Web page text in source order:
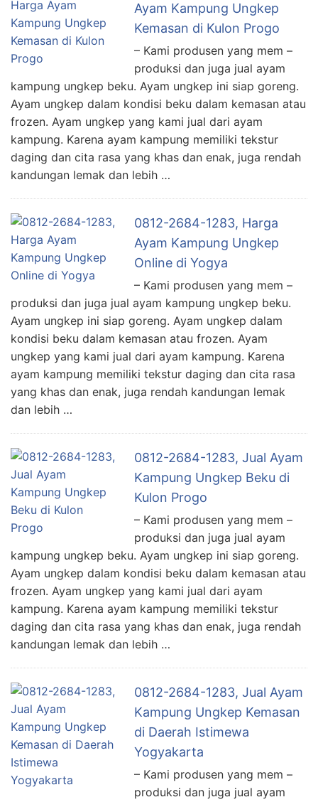
Ayam Kampung Ungkep
Kemasan di Kulon Progo
– Kami produsen yang mem –
produksi dan juga jual ayam
kampung ungkep beku. Ayam ungkep ini siap goreng.
Ayam ungkep dalam kondisi beku dalam kemasan atau
frozen. Ayam ungkep yang kami jual dari ayam
kampung. Karena ayam kampung memiliki tekstur
daging dan cita rasa yang khas dan enak, juga rendah
kandungan lemak dan lebih …
0812-2684-1283, Harga
Ayam Kampung Ungkep
Online di Yogya
– Kami produsen yang mem –
produksi dan juga jual ayam kampung ungkep beku.
Ayam ungkep ini siap goreng. Ayam ungkep dalam
kondisi beku dalam kemasan atau frozen. Ayam
ungkep yang kami jual dari ayam kampung. Karena
ayam kampung memiliki tekstur daging dan cita rasa
yang khas dan enak, juga rendah kandungan lemak
dan lebih …
0812-2684-1283, Jual Ayam
Kampung Ungkep Beku di
Kulon Progo
– Kami produsen yang mem –
produksi dan juga jual ayam
kampung ungkep beku. Ayam ungkep ini siap goreng.
Ayam ungkep dalam kondisi beku dalam kemasan atau
frozen. Ayam ungkep yang kami jual dari ayam
kampung. Karena ayam kampung memiliki tekstur
daging dan cita rasa yang khas dan enak, juga rendah
kandungan lemak dan lebih …
0812-2684-1283, Jual Ayam
Kampung Ungkep Kemasan
di Daerah Istimewa
Yogyakarta
– Kami produsen yang mem –
produksi dan juga jual ayam